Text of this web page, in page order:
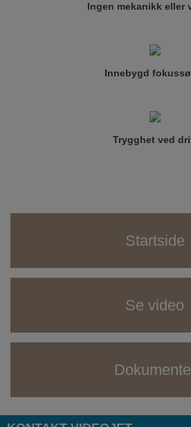
Ingen mekanikk eller
Innebygd
Trygghet ved
Startside
Se video